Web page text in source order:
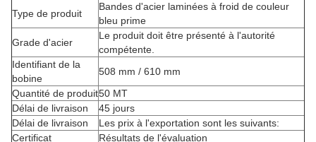
Type de produit
Bandes d'acier laminées à froid de couleur
bleu prime
Grade d'acier
Le produit doit être présenté à l'autorité
compétente.
Identifiant de la
bobine
508 mm / 610 mm
Quantité de produit50 MT
Délai de livraison
45 jours
Délai de livraison
Les prix à l'exportation sont les suivants:
Certificat
Résultats de l'évaluation